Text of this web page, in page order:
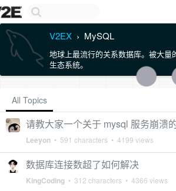
V2EX › MySQL
地球上最流行的关系数据库。被大
生态系统。
All Topics
请教大家一个关于 mysql 服务崩溃
Leeyon • 591 characters • 4199 views
数据库连接数超了如何解决
KingCoding • 312 characters • 4366 views